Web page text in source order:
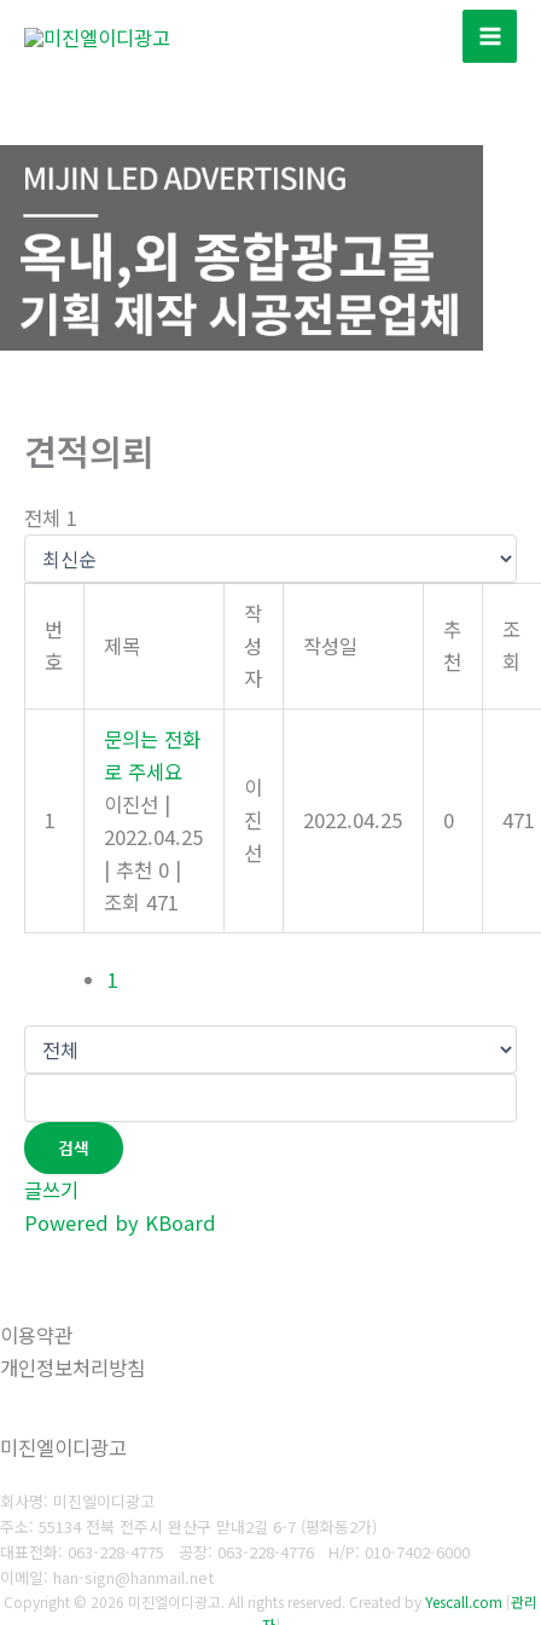
건
견적의뢰
전체 1
번
호
제목
작
성
자
작성일
추
천
조
회
1
문의는 전화
로 주세요
이진선 |
2022.04.25
| 추천 0 |
조회 471
이
진
선
2022.04.25 0 471
1
검색
글쓰기
Powered by KBoard
이용약관
개인정보처리방침
미진엘이디광고
회사명: 미진엘이디광고
주소: 55134 전북 전주시 완산구 맏내2길 6-7 (평화동2가)
대표전화: 063-228-4775
공장: 063-228-4776
H/P: 010-7402-6000
이메일: han-sign@hanmail.net
Copyright © 2026 미진엘이디광고. All rights reserved. Created byYescall.com [관리